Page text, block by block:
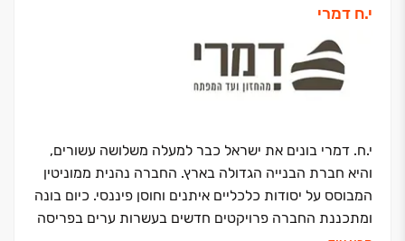
הטובים בישראל ובכל פרויקט אנו שואפים לחדשנות
קיימא.
בכדי לחשוב קודם כל עליכם, הדיירים – הפרויקטים של
מגורים חדשה ומרגשת.
י.ח דמרי
י.ח. דמרי בונים את ישראל כבר למעלה משלושה עשורים,
והיא חברת הבנייה הגדולה בארץ. החברה נהנית ממוניטין
המבוסס על יסודות כלכליים איתנים וחוסן פיננסי. כיום בונה
ומתכננת החברה פרויקטים חדשים בעשרות ערים בפריסה